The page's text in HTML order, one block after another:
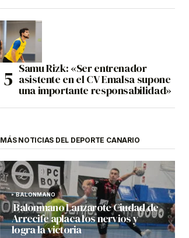
Samu Rizk: «Ser entrenador
asistente en el CV Emalsa supone
una importante responsabilidad»
MÁS NOTICIAS DEL DEPORTE CANARIO
BALONMANO
Balonmano Lanzarote Ciudad de
Arrecife aplaca los nervios y
logra la victoria